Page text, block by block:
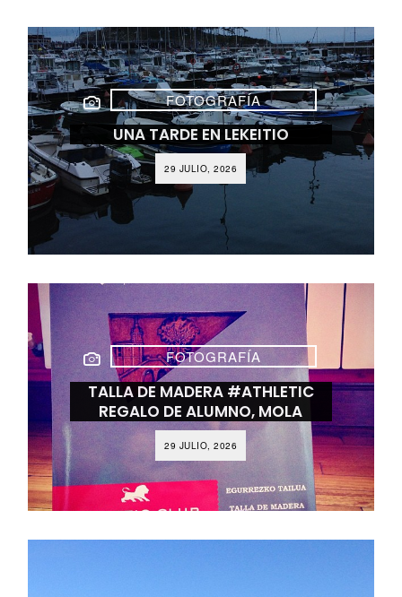
FOTOGRAFÍA
UNA TARDE EN LEKEITIO
29 JULIO, 2026
FOTOGRAFÍA
TALLA DE MADERA #ATHLETIC
REGALO DE ALUMNO, MOLA
29 JULIO, 2026